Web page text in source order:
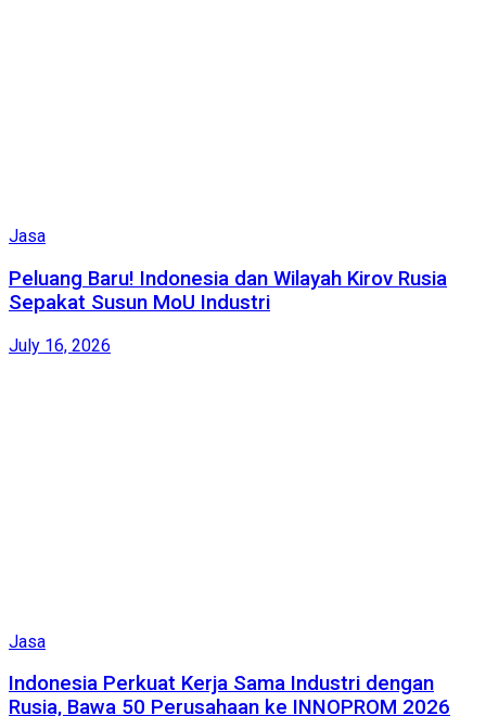
Jasa
Peluang Baru! Indonesia dan Wilayah Kirov Rusia
Sepakat Susun MoU Industri
July 16, 2026
Jasa
Indonesia Perkuat Kerja Sama Industri dengan
Rusia, Bawa 50 Perusahaan ke INNOPROM 2026